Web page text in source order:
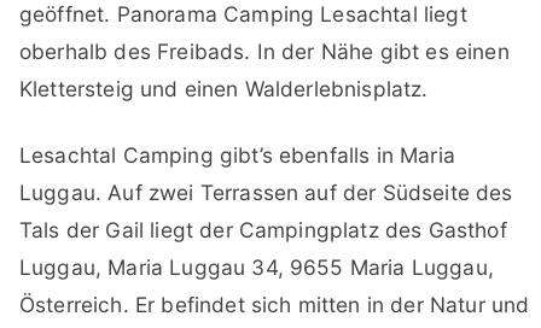
geöffnet. Panorama Camping Lesachtal liegt
oberhalb des Freibads. In der Nähe gibt es einen
Klettersteig und einen Walderlebnisplatz.
Lesachtal Camping gibt’s ebenfalls in Maria
Luggau. Auf zwei Terrassen auf der Südseite des
Tals der Gail liegt der Campingplatz des Gasthof
Luggau, Maria Luggau 34, 9655 Maria Luggau,
Österreich. Er befindet sich mitten in der Natur und